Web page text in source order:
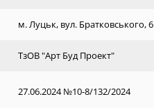
м. Луцьк, вул. Братковського, 6
ТзОВ "Арт Буд Проект"
27.06.2024 №10-8/132/2024